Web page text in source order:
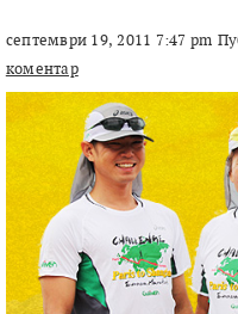
септември 19, 2011 7:47 pm
коментар